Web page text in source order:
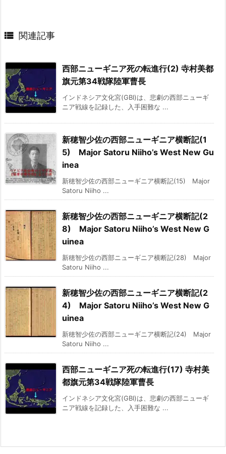
 関連記事
西部ニューギニア死の転進行(2) 寺村美都
旗元第34戦隊陸軍曹長
インドネシア文化宮(GBI)は、悲劇の西部ニューギ
ニア戦線を記録した、入手困難な ...
新穂智少佐の西部ニューギニア横断記(1
5) Major Satoru Niiho’s West New Gu
inea
新穂智少佐の西部ニューギニア横断記(15) Major
Satoru Niiho ...
新穂智少佐の西部ニューギニア横断記(2
8) Major Satoru Niiho’s West New G
uinea
新穂智少佐の西部ニューギニア横断記(28) Major
Satoru Niiho ...
新穂智少佐の西部ニューギニア横断記(2
4) Major Satoru Niiho’s West New G
uinea
新穂智少佐の西部ニューギニア横断記(24) Major
Satoru Niiho ...
西部ニューギニア死の転進行(17) 寺村美
都旗元第34戦隊陸軍曹長
インドネシア文化宮(GBI)は、悲劇の西部ニューギ
ニア戦線を記録した、入手困難な ...